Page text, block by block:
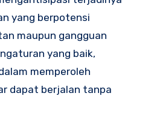
yang berpotensi
maupun gangguan
yang baik,
memperoleh
dapat berjalan tanpa